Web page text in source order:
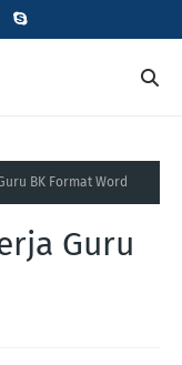
BK Format Word
Guru